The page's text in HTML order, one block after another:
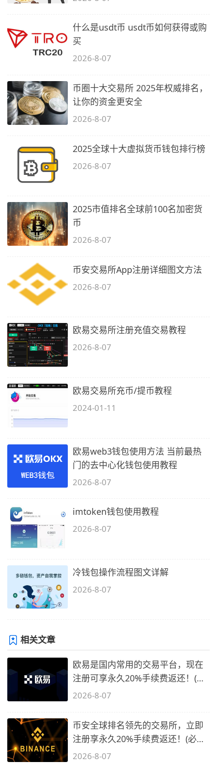
什么是usdt币 usdt币如何获得或购
买
2026-8-07
币圈十大交易所 2025年权威排名，
让你的资金更安全
2026-8-07
2025全球十大虚拟货币钱包排行榜
2026-8-07
2025市值排名全球前100名加密货
币
2026-8-07
币安交易所App注册详细图文方法
2026-8-07
欧易交易所注册充值交易教程
2026-8-07
欧易交易所充币/提币教程
2024-01-11
欧易web3钱包使用方法 当前最热
门的去中心化钱包使用教程
2026-8-07
imtoken钱包使用教程
2026-8-07
冷钱包操作流程图文详解
2026-8-07
相关文章
欧易是国内常用的交易平台，现在
注册可享永久20%手续费返还！(必
备1)
2026-8-07
币安全球排名领先的交易所，立即
注册享永久20%手续费返还！(必备
2)
2026-8-07